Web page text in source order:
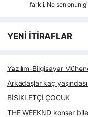
farkli. Ne sen onun
YENİ İTİRAFLAR
Yazılım-Bilgisayar
Arkadaşlar kaç
BİSİKLETÇİ ÇOCUK
THE WEEKND konser